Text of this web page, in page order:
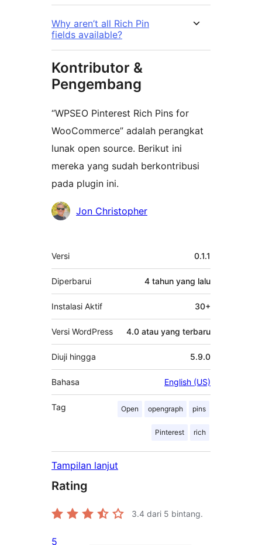
Why aren’t all Rich Pin
fields available?
Kontributor &
Pengembang
“WPSEO Pinterest Rich Pins for
WooCommerce” adalah perangkat
lunak open source. Berikut ini
mereka yang sudah berkontribusi
pada plugin ini.
KontributorJon Christopher
Meta
Versi 0.1.1
Diperbarui 4 tahun yang lalu
Instalasi Aktif 30+
Versi WordPress 4.0 atau yang terbaru
Diuji hingga 5.9.0
Bahasa English (US)
Tag Open opengraph pins
Pinterest rich
Tampilan lanjut
Rating
3.4 dari 5 bintang.
5